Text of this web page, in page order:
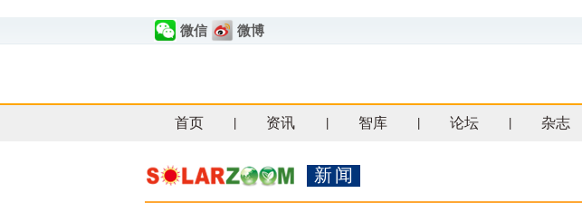
微信 微博
首页 资讯 智库 论坛 杂志
新闻